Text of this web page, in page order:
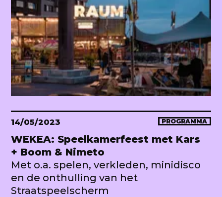
14/05/2023 PROGRAMMA
WEKEA: Speelkamerfeest met Kars
+ Boom & Nimeto
Met o.a. spelen, verkleden, minidisco
en de onthulling van het
Straatspeelscherm